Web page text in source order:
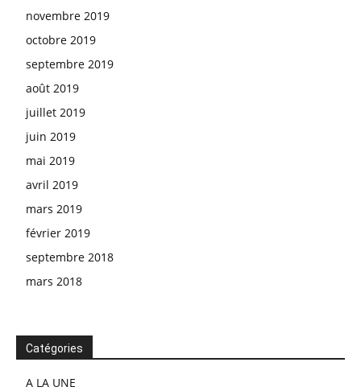
novembre 2019
octobre 2019
septembre 2019
août 2019
juillet 2019
juin 2019
mai 2019
avril 2019
mars 2019
février 2019
septembre 2018
mars 2018
Catégories
A LA UNE